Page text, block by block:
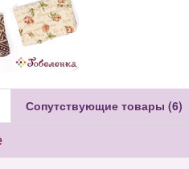
Сопутствующие товары (6)